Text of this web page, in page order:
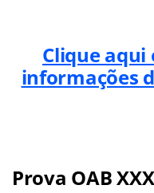
Clique aqui
informações
Prova OAB